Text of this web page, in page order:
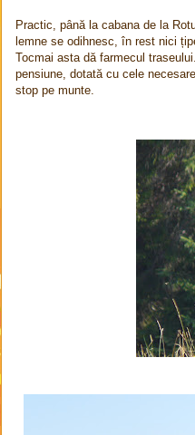
Practic, până la cabana de la
lemne se odihnesc, în rest nici
Tocmai asta dă farmecul
pensiune, dotată cu cele
stop pe munte.